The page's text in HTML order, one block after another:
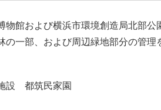
物館および横浜市環境創造局北部公
一部、および周辺緑地部分の管理
設 都筑民家園